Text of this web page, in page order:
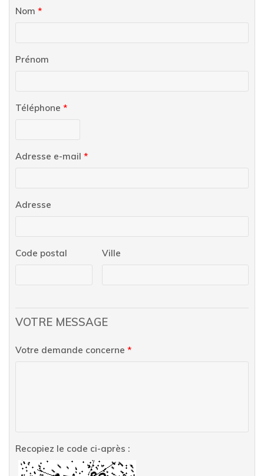
Nom *
Prénom
Téléphone *
Adresse e-mail *
Adresse
Code postal Ville
VOTRE MESSAGE
Votre demande concerne *
Recopiez le code ci-après :